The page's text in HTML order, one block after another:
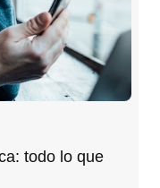
todo lo que